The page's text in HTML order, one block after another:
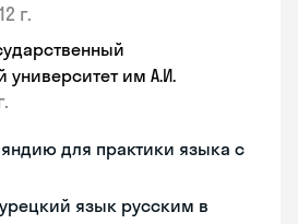
г.
университет им А.И.
для практики языка с
язык русским в